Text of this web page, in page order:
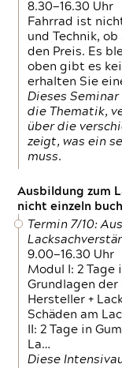
8.30—16.30 Uhr
Fahrrad ist
und Technik,
den Preis. Es
oben gibt es
erhalten Sie
Dieses
die Thematik,
über die
zeigt, was ein
muss.
Ausbildung zum
nicht einzeln
Termin 7/10:
9.00—16.30 Uhr
Modul I: 2 Tage
Grundlagen der
Hersteller +
Schäden am
II: 2 Tage in
La…
Diese